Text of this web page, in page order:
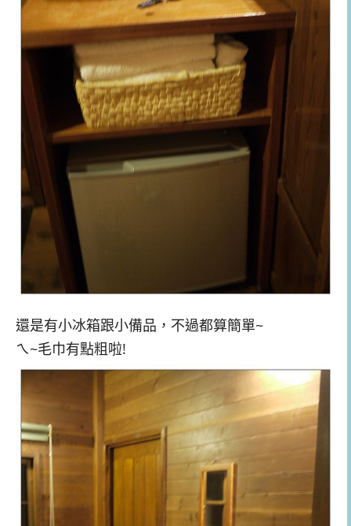
還是有小冰箱跟小備品，不過都算簡單~
ㄟ~毛巾有點粗啦!